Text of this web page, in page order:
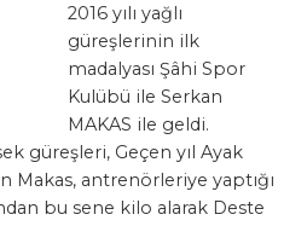
2016 yılı yağlı
güreşlerinin ilk
madalyası Şâhi Spor
Kulübü ile Serkan
MAKAS ile geldi.
güreşleri, Geçen yıl Ayak
Makas, antrenörleriye yaptığı
bu sene kilo alarak Deste